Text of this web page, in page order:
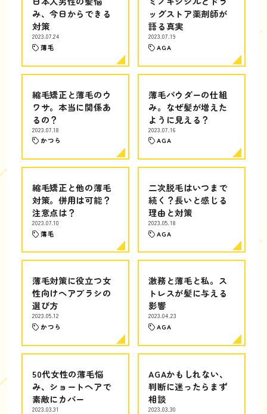
み、今日からできる
対策
2023.07.24
薄毛
ッグストア薬剤師が
語る真実
2023.07.19
AGA
縮毛矯正と薄毛のウ
ワサ。本当に関係あ
るの？
2023.07.18
かつら
薄毛パウダーの仕組
み。なぜ髪が増えた
ように見える？
2023.07.16
AGA
縮毛矯正と他の薄毛
対策。併用は可能？
注意点は？
2023.07.10
薄毛
二次脱毛はいつまで
続く？長いと感じる
理由と対策
2023.05.18
AGA
薄毛対策に役立つ女
性向けヘアブラシの
選び方
2023.05.12
かつら
激務と薄毛と私。ス
トレスが髪に与える
影響
2023.04.23
AGA
50代女性の薄毛悩
み、ショートヘアで
素敵にカバー
2023.03.31
AGAかもしれない、
判断に迷ったらまず
相談
2023.03.30